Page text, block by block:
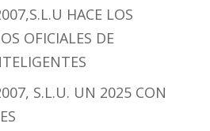
HACE LOS
OFICIALES DE
S.L.U. UN 2025 CON